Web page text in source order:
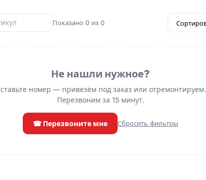
Показано 0 из 0
Не нашли нужное?
номер — привезём под заказ или отремонтируем.
Перезвоним за 15 минут.
☎ Перезвоните мне Сбросить фильтры